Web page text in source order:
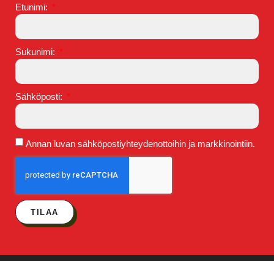
Etunimi:
Sukunimi:
Sähköposti:
Annan luvan sähköpostiyhteydenottoihin ja markkinointiin.
TILAA